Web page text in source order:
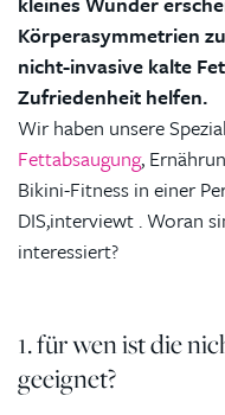
Körperasymmetrien
nicht-invasive kalte
Zufriedenheit helfen.
Wir haben unsere
Fettabsaugung,
Bikini-Fitness in einer
DIS,interviewt . Woran
interessiert?
1. für wen ist die
geeignet?